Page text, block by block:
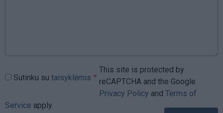
Sutinku su taisyklėmis
This site is protected by
reCAPTCHA and the Google
Privacy Policy and Terms of
Service apply.